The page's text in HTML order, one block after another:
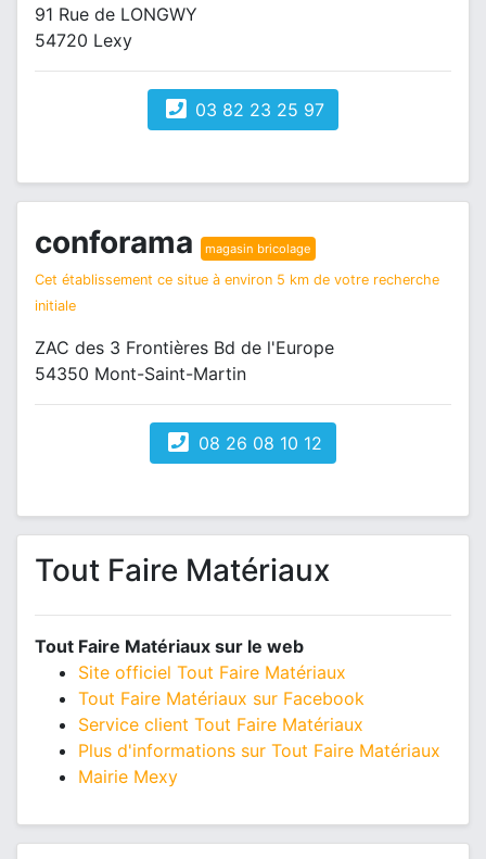
91 Rue de LONGWY
54720 Lexy
03 82 23 25 97
conforama magasin bricolage
Cet établissement ce situe à environ 5 km de votre recherche
initiale
ZAC des 3 Frontières Bd de l'Europe
54350 Mont-Saint-Martin
08 26 08 10 12
Tout Faire Matériaux
Tout Faire Matériaux sur le web
Site officiel Tout Faire Matériaux
Tout Faire Matériaux sur Facebook
Service client Tout Faire Matériaux
Plus d'informations sur Tout Faire Matériaux
Mairie Mexy